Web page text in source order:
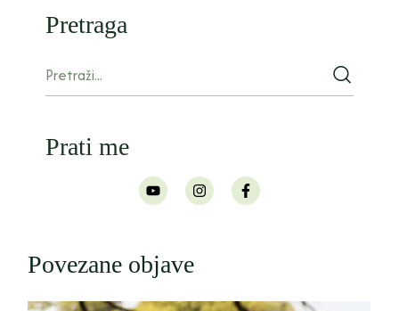
Pretraga
Prati me
Povezane objave